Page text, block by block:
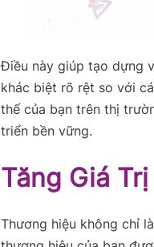
Điều này giúp tạo dựng
khác biệt rõ rệt so với
thế của bạn trên thị
triển bền vững.
Tăng Giá
Thương hiệu không chỉ